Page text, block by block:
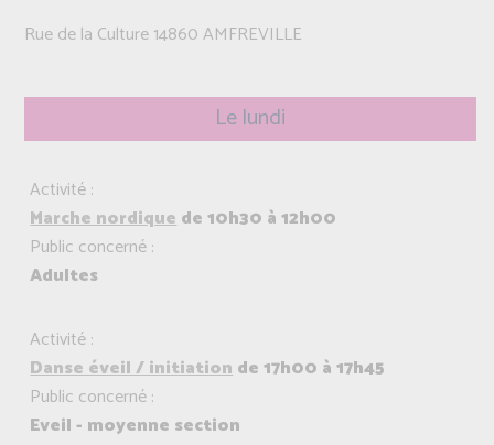
Rue de la Culture 14860 AMFREVILLE
Le lundi
Activité :
Marche nordiquede 10h30 à 12h00
Public concerné :
Adultes
Activité :
Danse éveil / initiationde 17h00 à 17h45
Public concerné :
Eveil - moyenne section